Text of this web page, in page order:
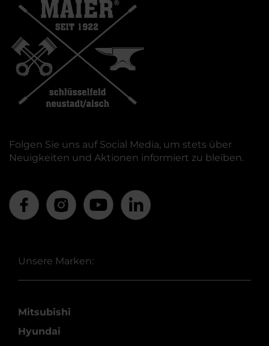
Folgen Sie uns auf Social Media, um stets über
Neuigkeiten und Aktionen informiert zu bleiben.
Unsere Marken:
Mitsubishi
Hyundai